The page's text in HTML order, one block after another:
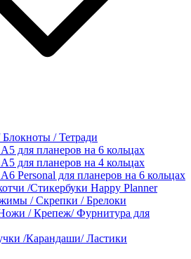
/ Тетради
для планеров на 6 кольцах
для планеров на 4 кольцах
Personal для планеров на 6 кольцах
/Стикербуки Happy Planner
/ Скрепки / Брелоки
/ Крепеж/ Фурнитура для
/Карандаши/ Ластики